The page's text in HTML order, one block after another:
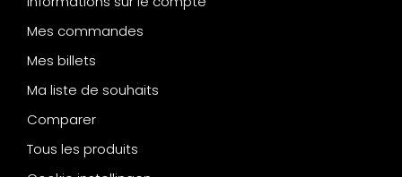
Mes commandes
Mes billets
Ma liste de souhaits
Comparer
Tous les produits